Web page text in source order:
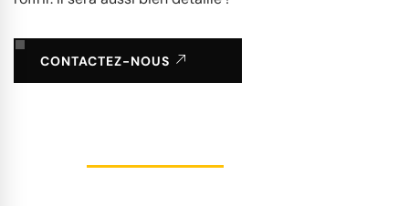
CONTACTEZ-NOUS